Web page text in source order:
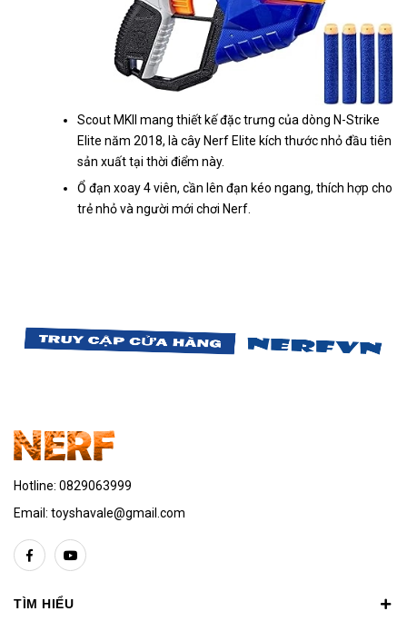
Scout MKII mang thiết kế đặc trưng của dòng N-Strike
Elite năm 2018, là cây Nerf Elite kích thước nhỏ đầu tiên
sản xuất tại thời điểm này.
Ổ đạn xoay 4 viên, cần lên đạn kéo ngang, thích hợp cho
trẻ nhỏ và người mới chơi Nerf.
Hotline: 0829063999
Email: toyshavale@gmail.com
TÌM HIỂU